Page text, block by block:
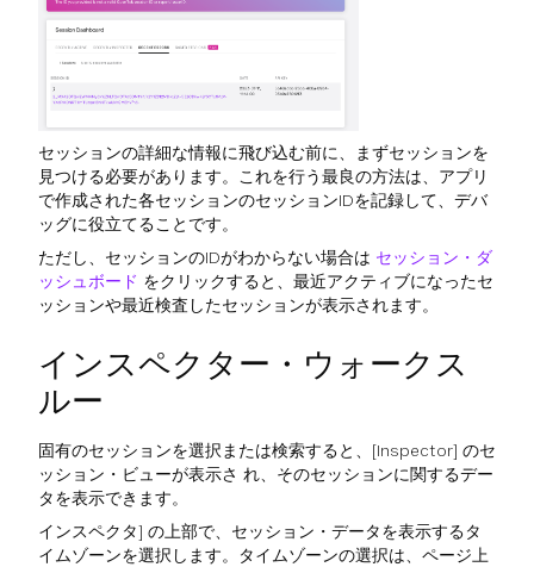
セッションの詳細な情報に飛び込む前に、まずセッションを
見つける必要があります。これを行う最良の方法は、アプリ
で作成された各セッションのセッションIDを記録して、デバ
ッグに役立てることです。
ただし、セッションのIDがわからない場合は セッション・ダ
ッシュボード をクリックすると、最近アクティブになったセ
ッションや最近検査したセッションが表示されます。
インスペクター・ウォークス
ルー
固有のセッションを選択または検索すると、[Inspector] のセ
ッション・ビューが表示さ れ、そのセッションに関するデー
タを表示できます。
インスペクタ] の上部で、セッション・データを表示するタ
イムゾーンを選択します。タイムゾーンの選択は、ページ上